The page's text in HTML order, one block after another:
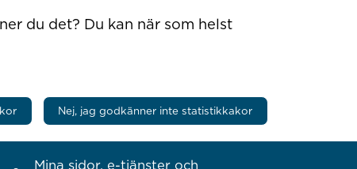
du det? Du kan när som helst
Nej, jag godkänner inte statistikkakor
Mina sidor, e-tjänster och